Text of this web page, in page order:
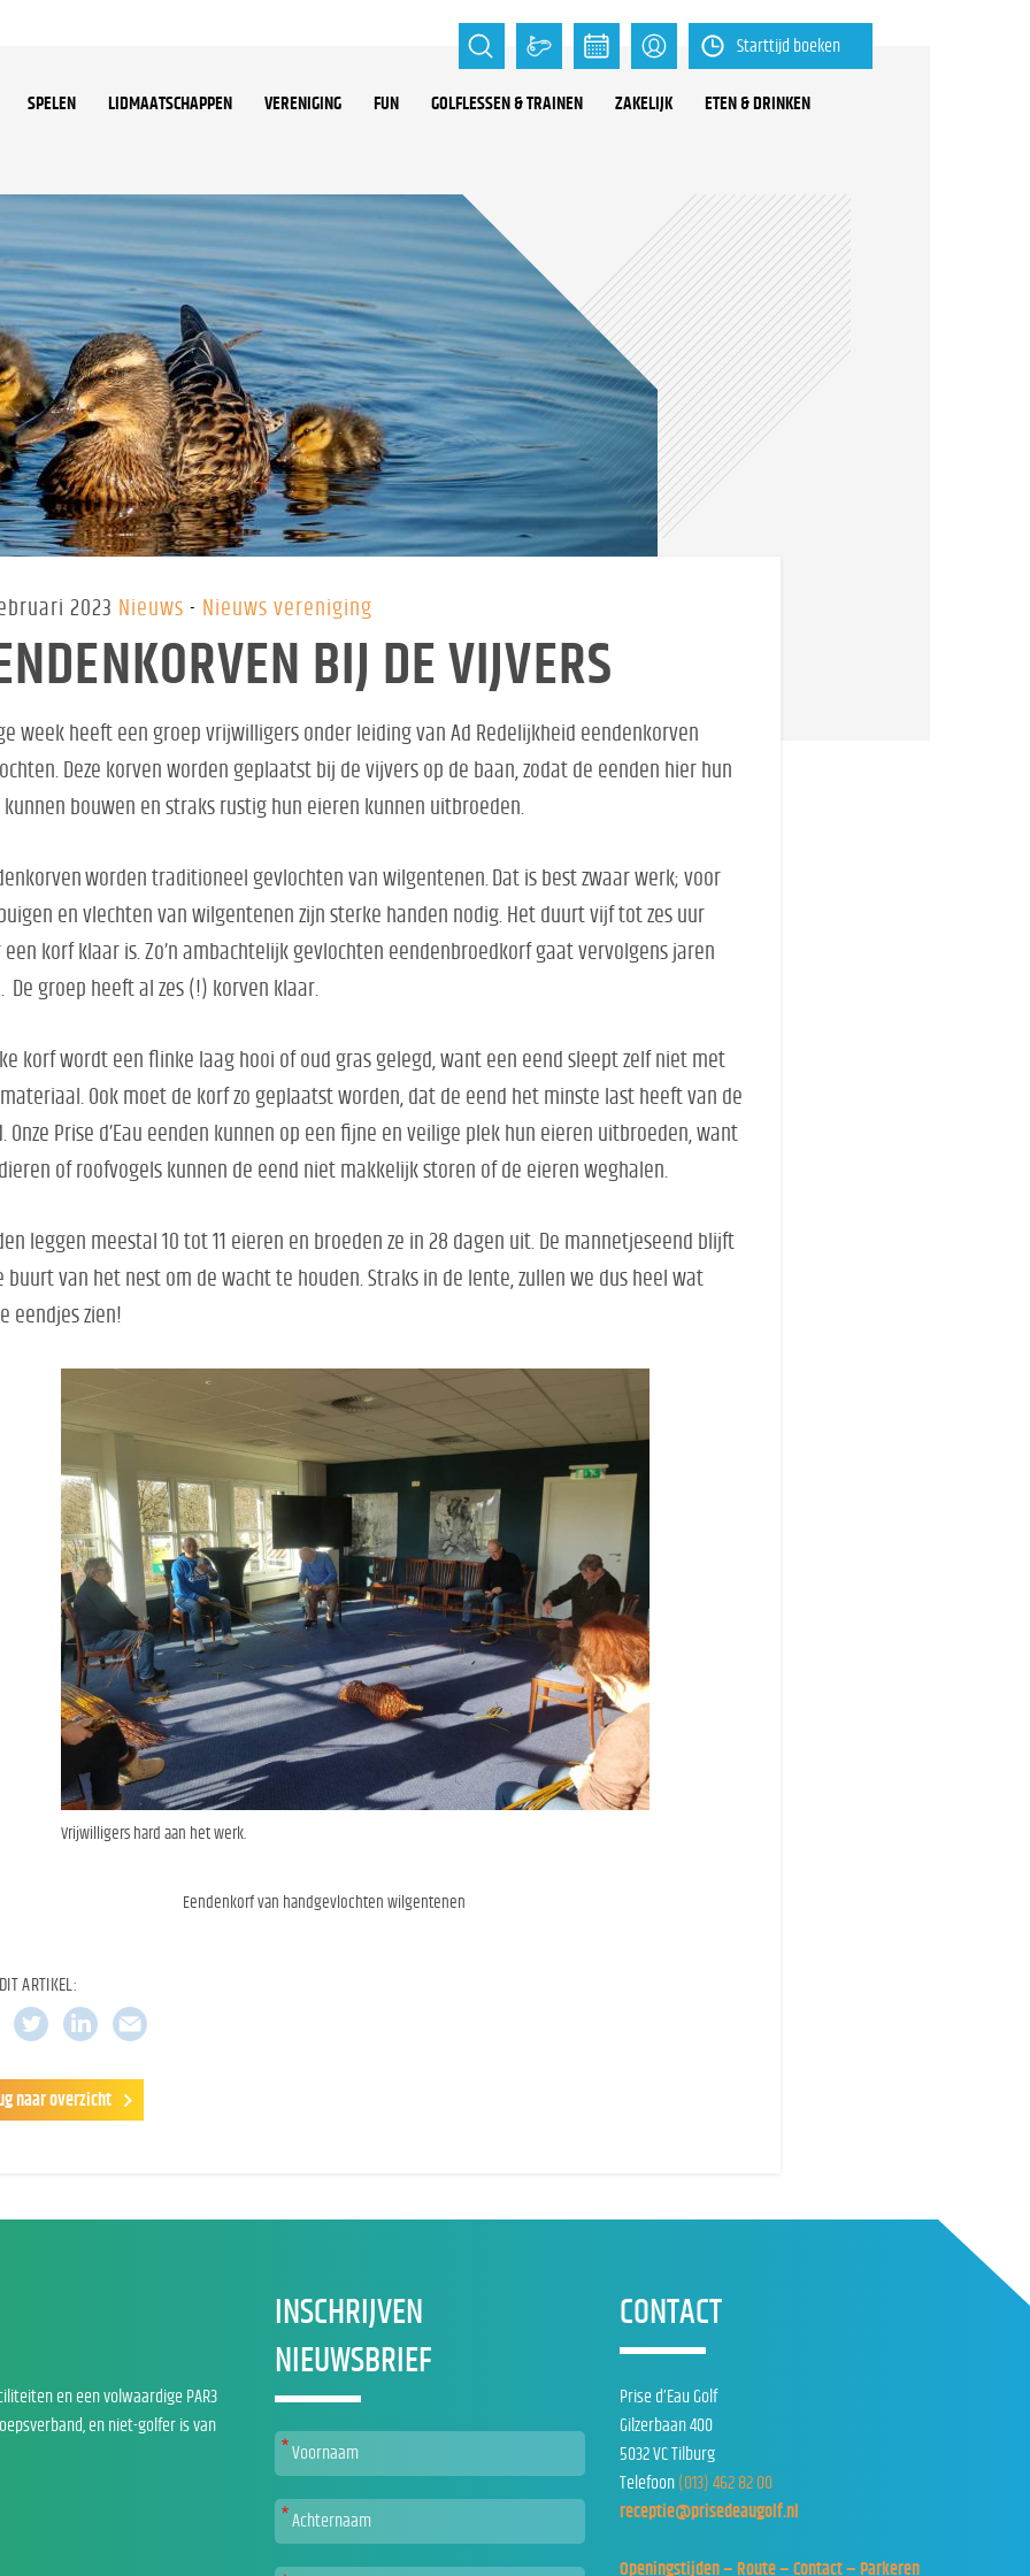
Starttijd boeken
SPELEN LIDMAATSCHAPPEN VERENIGING FUN GOLFLESSEN & TRAINEN ZAKELIJK ETEN & DRINKEN
2023 Nieuws Nieuws vereniging
BIJ DE VIJVERS
week heeft een groep vrijwilligers onder leiding van Ad Redelijkheid eendenkorven
Deze korven worden geplaatst bij de vijvers op de baan, zodat de eenden hier hun
kunnen bouwen en straks rustig hun eieren kunnen uitbroeden.
worden traditioneel gevlochten van wilgentenen. Dat is best zwaar werk; voor
en vlechten van wilgentenen zijn sterke handen nodig. Het duurt vijf tot zes uur
een korf klaar is. Zo’n ambachtelijk gevlochten eendenbroedkorf gaat vervolgens jaren
De groep heeft al zes (!) korven klaar.
korf wordt een flinke laag hooi of oud gras gelegd, want een eend sleept zelf niet met
Ook moet de korf zo geplaatst worden, dat de eend het minste last heeft van de
Onze Prise d’Eau eenden kunnen op een fijne en veilige plek hun eieren uitbroeden, want
of roofvogels kunnen de eend niet makkelijk storen of de eieren weghalen.
leggen meestal 10 tot 11 eieren en broeden ze in 28 dagen uit. De mannetjeseend blijft
buurt van het nest om de wacht te houden. Straks in de lente, zullen we dus heel wat
eendjes zien!
Vrijwilligers hard aan het werk.
Eendenkorf van handgevlochten wilgentenen
ARTIKEL:
naar overzicht
en een volwaardige PAR3
en niet-golfer is van
INSCHRIJVEN
NIEUWSBRIEF
CONTACT
Prise d’Eau Golf
Gilzerbaan 400
5032 VC Tilburg
Telefoon (013) 462 82 00
receptie@prisedeaugolf.nl
Openingstijden – Route – Contact – Parkeren